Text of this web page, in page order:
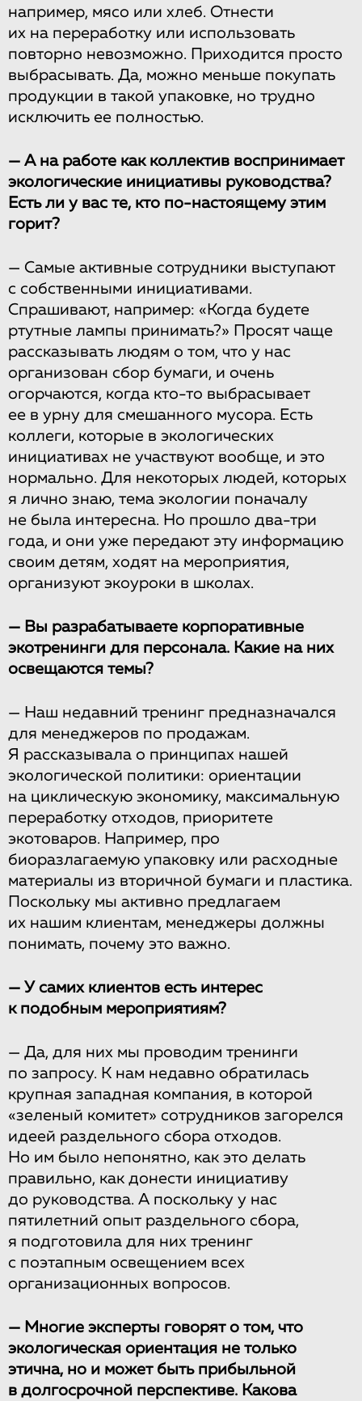
например, мясо или хлеб. Отнести
их на переработку или использовать
повторно невозможно. Приходится просто
выбрасывать. Да, можно меньше покупать
продукции в такой упаковке, но трудно
исключить ее полностью.
— А на работе как коллектив воспринимает
экологические инициативы руководства?
Есть ли у вас те, кто по-настоящему этим
горит?
— Самые активные сотрудники выступают
с собственными инициативами.
Спрашивают, например: «Когда будете
ртутные лампы принимать?» Просят чаще
рассказывать людям о том, что у нас
организован сбор бумаги, и очень
огорчаются, когда кто-то выбрасывает
ее в урну для смешанного мусора. Есть
коллеги, которые в экологических
инициативах не участвуют вообще, и это
нормально. Для некоторых людей, которых
я лично знаю, тема экологии поначалу
не была интересна. Но прошло два-три
года, и они уже передают эту информацию
своим детям, ходят на мероприятия,
организуют экоуроки в школах.
— Вы разрабатываете корпоративные
экотренинги для персонала. Какие на них
освещаются темы?
— Наш недавний тренинг предназначался
для менеджеров по продажам.
Я рассказывала о принципах нашей
экологической политики: ориентации
на циклическую экономику, максимальную
переработку отходов, приоритете
экотоваров. Например, про
биоразлагаемую упаковку или расходные
материалы из вторичной бумаги и пластика.
Поскольку мы активно предлагаем
их нашим клиентам, менеджеры должны
понимать, почему это важно.
— У самих клиентов есть интерес
к подобным мероприятиям?
— Да, для них мы проводим тренинги
по запросу. К нам недавно обратилась
крупная западная компания, в которой
«зеленый комитет» сотрудников загорелся
идеей раздельного сбора отходов.
Но им было непонятно, как это делать
правильно, как донести инициативу
до руководства. А поскольку у нас
пятилетний опыт раздельного сбора,
я подготовила для них тренинг
с поэтапным освещением всех
организационных вопросов.
— Многие эксперты говорят о том, что
экологическая ориентация не только
этична, но и может быть прибыльной
в долгосрочной перспективе. Какова